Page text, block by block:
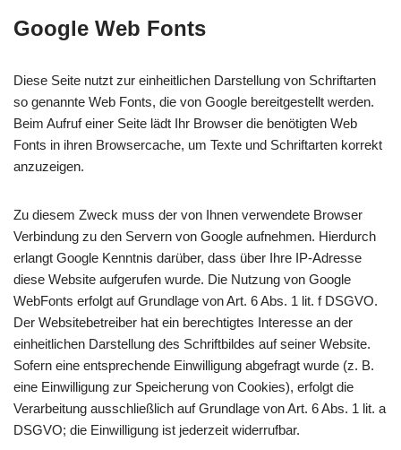
Google Web Fonts
Diese Seite nutzt zur einheitlichen Darstellung von Schriftarten
so genannte Web Fonts, die von Google bereitgestellt werden.
Beim Aufruf einer Seite lädt Ihr Browser die benötigten Web
Fonts in ihren Browsercache, um Texte und Schriftarten korrekt
anzuzeigen.
Zu diesem Zweck muss der von Ihnen verwendete Browser
Verbindung zu den Servern von Google aufnehmen. Hierdurch
erlangt Google Kenntnis darüber, dass über Ihre IP-Adresse
diese Website aufgerufen wurde. Die Nutzung von Google
WebFonts erfolgt auf Grundlage von Art. 6 Abs. 1 lit. f DSGVO.
Der Websitebetreiber hat ein berechtigtes Interesse an der
einheitlichen Darstellung des Schriftbildes auf seiner Website.
Sofern eine entsprechende Einwilligung abgefragt wurde (z. B.
eine Einwilligung zur Speicherung von Cookies), erfolgt die
Verarbeitung ausschließlich auf Grundlage von Art. 6 Abs. 1 lit. a
DSGVO; die Einwilligung ist jederzeit widerrufbar.